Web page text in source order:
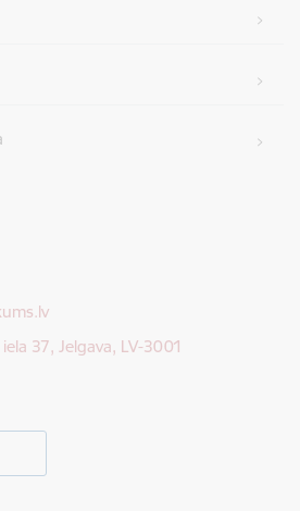
37, Jelgava, LV-3001